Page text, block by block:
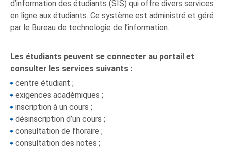
d’information des étudiants (SIS) qui offre divers services
en ligne aux étudiants. Ce système est administré et géré
par le Bureau de technologie de l’information.
Les étudiants peuvent se connecter au portail et
consulter les services suivants :
centre étudiant ;
exigences académiques ;
inscription à un cours ;
désinscription d’un cours ;
consultation de l’horaire ;
consultation des notes ;